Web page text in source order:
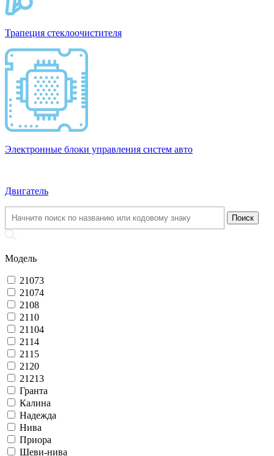
Трапеция стеклоочистителя
Электронные блоки управления систем авто
Двигатель
Модель
21073
21074
2108
2110
21104
2114
2115
2120
21213
Гранта
Калина
Надежда
Нива
Приора
Шеви-нива